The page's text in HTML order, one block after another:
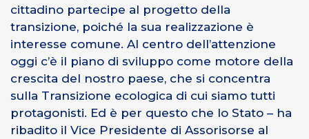
cittadino partecipe al progetto della
transizione, poiché la sua realizzazione è
interesse comune. Al centro dell’attenzione
oggi c’è il piano di sviluppo come motore della
crescita del nostro paese, che si concentra
sulla Transizione ecologica di cui siamo tutti
protagonisti. Ed è per questo che lo Stato – ha
ribadito il Vice Presidente di Assorisorse al